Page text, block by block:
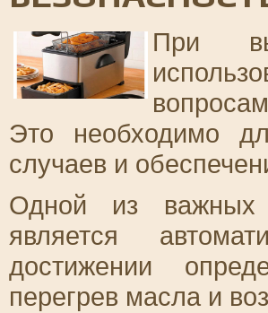
При
Это необходимо
случаев и
Одной из важных
является
достижении
перегрев масла и